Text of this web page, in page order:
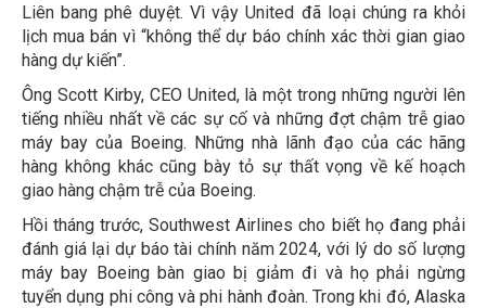
Liên bang phê duyệt. Vì vậy United đã loại chúng ra khỏi
lịch mua bán vì “không thể dự báo chính xác thời gian giao
hàng dự kiến”.
Ông Scott Kirby, CEO United, là một trong những người lên
tiếng nhiều nhất về các sự cố và những đợt chậm trễ giao
máy bay của Boeing. Những nhà lãnh đạo của các hãng
hàng không khác cũng bày tỏ sự thất vọng về kế hoạch
giao hàng chậm trễ của Boeing.
Hồi tháng trước, Southwest Airlines cho biết họ đang phải
đánh giá lại dự báo tài chính năm 2024, với lý do số lượng
máy bay Boeing bàn giao bị giảm đi và họ phải ngừng
tuyển dụng phi công và phi hành đoàn. Trong khi đó, Alaska